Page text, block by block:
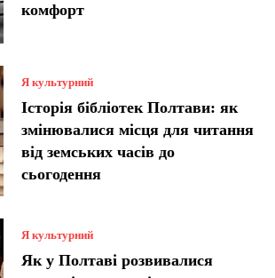
комфорт
Я культурний
Історія бібліотек Полтави: як
змінювалися місця для читання
від земських часів до
сьогодення
Я культурний
Як у Полтаві розвивалися